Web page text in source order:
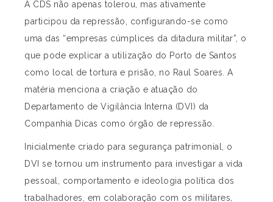
A CDS não apenas tolerou, mas ativamente
participou da repressão, configurando-se como
uma das “empresas cúmplices da ditadura militar”, o
que pode explicar a utilização do Porto de Santos
como local de tortura e prisão, no Raul Soares. A
matéria menciona a criação e atuação do
Departamento de Vigilância Interna (DVI) da
Companhia Dicas como órgão de repressão.
Inicialmente criado para segurança patrimonial, o
DVI se tornou um instrumento para investigar a vida
pessoal, comportamento e ideologia política dos
trabalhadores, em colaboração com os militares,